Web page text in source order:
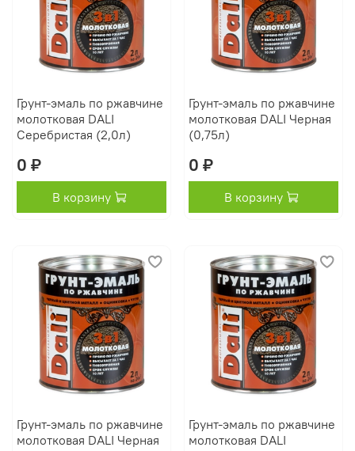
Грунт-эмаль по ржавчине
молотковая DALI
Серебристая (2,0л)
0 ₽
В корзину
Грунт-эмаль по ржавчине
молотковая DALI Черная
(0,75л)
0 ₽
В корзину
Грунт-эмаль по ржавчине
молотковая DALI Черная
Грунт-эмаль по ржавчине
молотковая DALI